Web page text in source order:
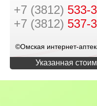
+7 (3812) 533-
+7 (3812) 537-
©Омская интернет-
Указанная